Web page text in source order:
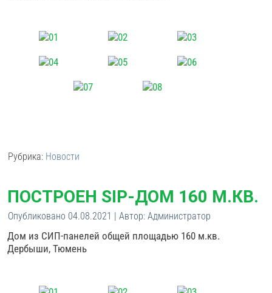
Рубрика: Новости
ПОСТРОЕН SIP-ДОМ 160 М.КВ.
Опубликовано 04.08.2021 | Автор: Администратор
Дом из СИП-панелей общей площадью 160 м.кв.
Дербыши, Тюмень